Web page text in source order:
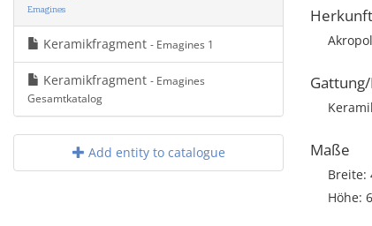
Emagines
Keramikfragment - Emagines 1
Keramikfragment - Emagines
Gesamtkatalog
Add entity to catalogue
Herkunft
Maße
Breite:
Höhe: